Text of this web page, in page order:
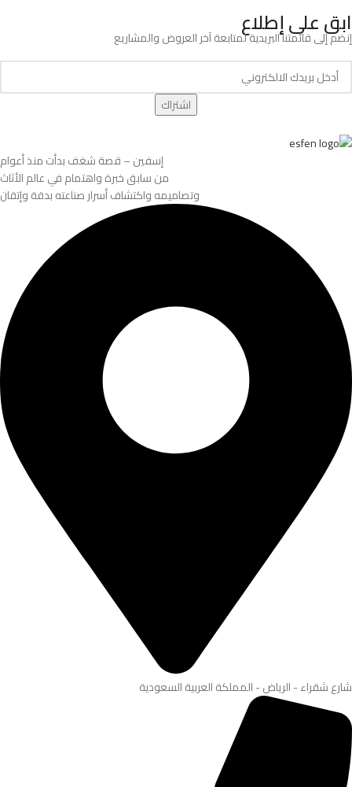
ابق على إطلاع
إنضم إلى قائمتنا البريدية لمتابعة آخر العروض والمشاريع
إسفين – قصة شغف بدأت منذ أعوام
من سابق خبرة واهتمام في عالم الأثاث
وتصاميمه واكتشاف أسرار صناعته بدقة وإتقان
شارع شقراء - الرياض - المملكة العربية السعودية